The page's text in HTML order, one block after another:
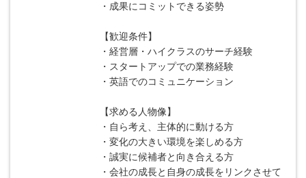
・成果にコミットできる姿勢
【歓迎条件】
・経営層・ハイクラスのサーチ経験
・スタートアップでの業務経験
・英語でのコミュニケーション
【求める人物像】
・自ら考え、主体的に動ける方
・変化の大きい環境を楽しめる方
・誠実に候補者と向き合える方
・会社の成長と自身の成長をリンクさせて